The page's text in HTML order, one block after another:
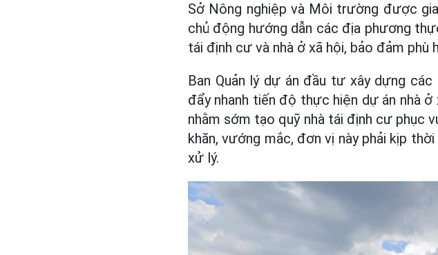
Sở Nông nghiệp và Môi trường được
chủ động hướng dẫn các địa phương
tái định cư và nhà ở xã hội, bảo đảm
Ban Quản lý dự án đầu tư xây dựng
đẩy nhanh tiến độ thực hiện dự án nhà ở
nhằm sớm tạo quỹ nhà tái định cư phục
khăn, vướng mắc, đơn vị này phải kịp
xử lý.